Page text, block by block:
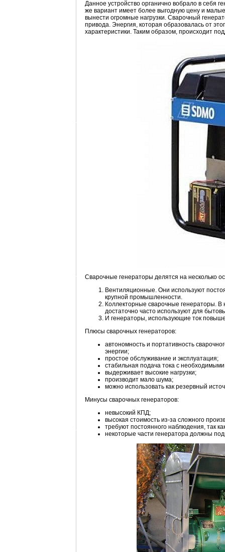
Данное устройство органично вобрало в себя
же вариант имеет более выгодную цену и
вынести огромные нагрузки. Сварочный
привода. Энергия, которая образовалась от
характеристики. Таким образом, происходит
Сварочные генераторы делятся на несколько
Вентиляционные. Они используют
крупной промышленности.
Коллекторные сварочные генераторы.
достаточно часто используют для
И генераторы, использующие ток
Плюсы сварочных генераторов:
автономность и портативность
энергии;
простое обслуживание и эксплуатация;
стабильная подача тока с
выдерживает высокие нагрузки;
производит мало шума;
можно использовать как резервный
Минусы сварочных генераторов:
невысокий КПД;
высокая стоимость из-за сложного
требуют постоянного наблюдения, так
некоторые части генератора должны